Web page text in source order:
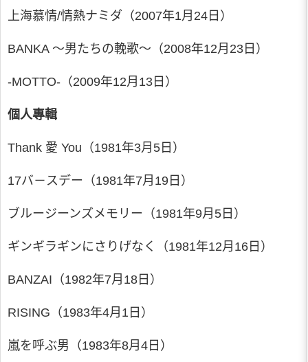
上海慕情/情熱ナミダ（2007年1月24日）
BANKA ～男たちの輓歌～（2008年12月23日）
-MOTTO-（2009年12月13日）
個人專輯
Thank 愛 You（1981年3月5日）
17バ－スデー（1981年7月19日）
ブルージーンズメモリー（1981年9月5日）
ギンギラギンにさりげなく（1981年12月16日）
BANZAI（1982年7月18日）
RISING（1983年4月1日）
嵐を呼ぶ男（1983年8月4日）